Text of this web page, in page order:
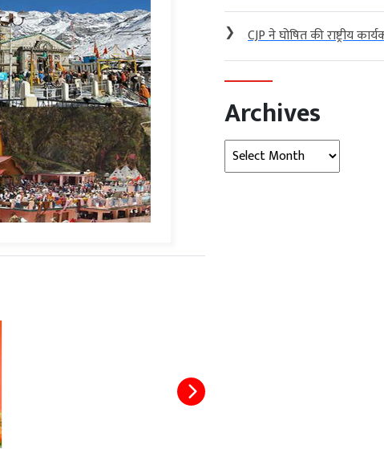
❯ CJP ने घोषित की राष्ट्रीय
Archives
Archives